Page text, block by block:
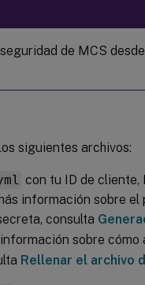
de MCS
siguientes archivos:
con tu ID de cliente,
información sobre
consulta
sobre
Rellenar el archivo